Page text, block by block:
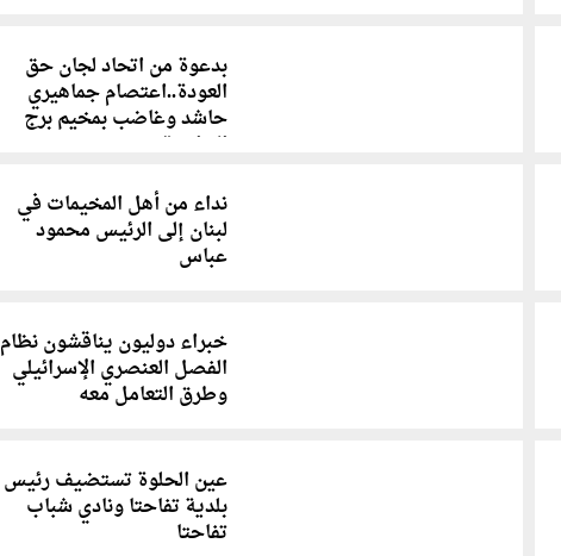
بدعوة من اتحاد لجان حق
العودة..اعتصام جماهيري
حاشد وغاضب بمخيم برج
البراجنة
نداء من أهل المخيمات في
لبنان إلى الرئيس محمود
عباس
خبراء دوليون يناقشون نظام
الفصل العنصري الإسرائيلي
وطرق التعامل معه
عين الحلوة تستضيف رئيس
بلدية تفاحتا ونادي شباب
تفاحتا